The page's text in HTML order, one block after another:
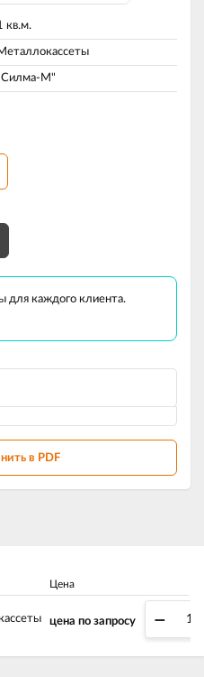
кв.м.
М"
для каждого клиента.
в PDF
Цена
цена по запросу –